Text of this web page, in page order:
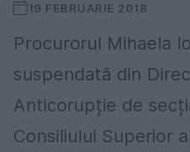
19 FEBRUARIE 2018
Procurorul Mihaela
suspendată din
Anticorupție de
Consiliului Superior